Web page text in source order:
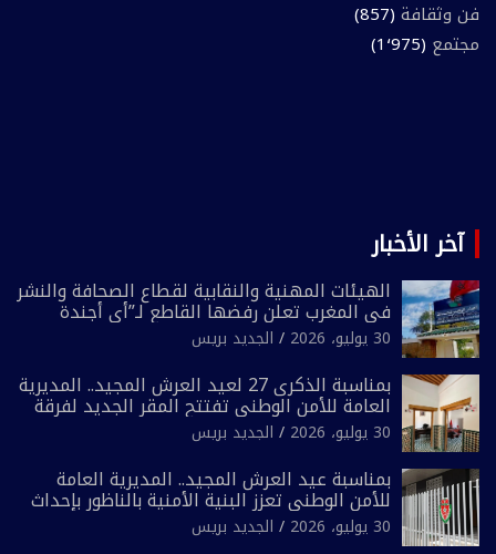
فن وثقافة (857)
مجتمع (1٬975)
آخر الأخبار
الهيئات المهنية والنقابية لقطاع الصحافة والنشر
في المغرب تعلن رفضها القاطع لـ”أي أجندة
انتخابية مُعدة على مقاس سياسي ومصلحي
ضيق”
30 يوليو، 2026 الجديد بريس
بمناسبة الذكرى 27 لعيد العرش المجيد.. المديرية
العامة للأمن الوطني تفتتح المقر الجديد لفرقة
الشرطة السياحية بفاس
30 يوليو، 2026 الجديد بريس
بمناسبة عيد العرش المجيد.. المديرية العامة
للأمن الوطني تعزز البنية الأمنية بالناظور بإحداث
فرقتين جديدتين
30 يوليو، 2026 الجديد بريس